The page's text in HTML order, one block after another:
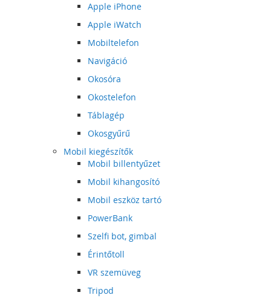
Apple iPhone
Apple iWatch
Mobiltelefon
Navigáció
Okosóra
Okostelefon
Táblagép
Okosgyűrű
Mobil kiegészítők
Mobil billentyűzet
Mobil kihangosító
Mobil eszköz tartó
PowerBank
Szelfi bot, gimbal
Érintőtoll
VR szemüveg
Tripod